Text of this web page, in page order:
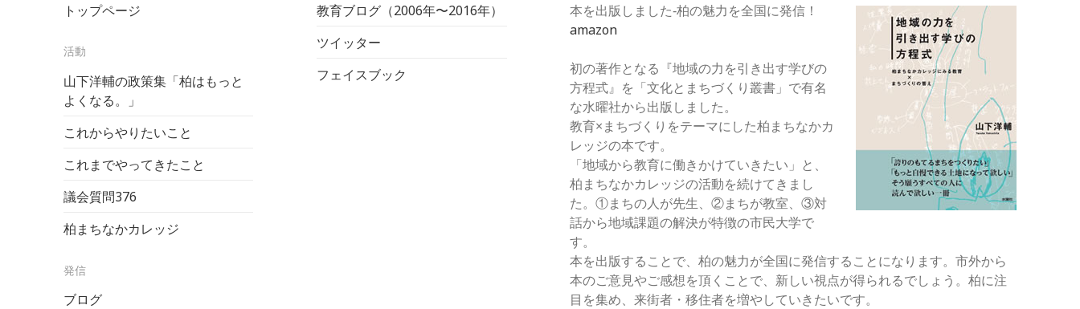
トップページ
活動
山下洋輔の政策集「柏はもっと
よくなる。」
これからやりたいこと
これまでやってきたこと
議会質問376
柏まちなかカレッジ
発信
ブログ
教育ブログ（2006年〜2016年）
ツイッター
フェイスブック
本を出版しました‐柏の魅力を全国に発信！
amazon
初の著作となる『地域の力を引き出す学びの
方程式』を「文化とまちづくり叢書」で有名
な水曜社から出版しました。
教育×まちづくりをテーマにした柏まちなかカ
レッジの本です。
「地域から教育に働きかけていきたい」と、
柏まちなかカレッジの活動を続けてきまし
た。①まちの人が先生、②まちが教室、③対
話から地域課題の解決が特徴の市民大学で
す。
本を出版することで、柏の魅力が全国に発信することになります。市外から
本のご意見やご感想を頂くことで、新しい視点が得られるでしょう。柏に注
目を集め、来街者・移住者を増やしていきたいです。